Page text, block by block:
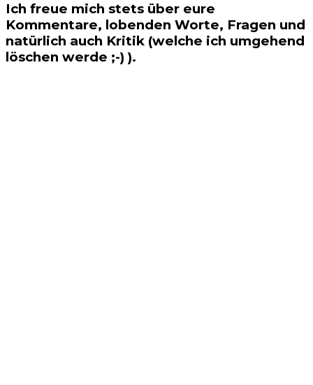
Ich freue mich stets über eure
Kommentare, lobenden Worte, Fragen und
natürlich auch Kritik (welche ich umgehend
löschen werde ;-) ).